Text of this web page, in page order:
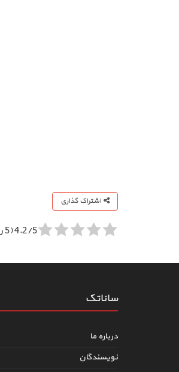
اشتراک گذاری
4.2/5 (5 رای)
ساناتک
درباره ما
نویسندگان